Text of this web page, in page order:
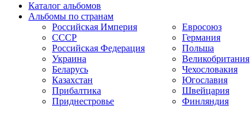
Каталог альбомов
Альбомы по странам
Российская Империя
СССР
Российская Федерация
Украина
Беларусь
Казахстан
Прибалтика
Приднестровье
Евросоюз
Германия
Польша
Великобритания
Чехословакия
Югославия
Швейцария
Финляндия